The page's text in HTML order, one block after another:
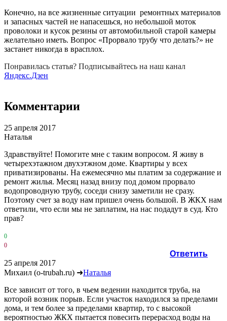
Конечно, на все жизненные ситуации ремонтных материалов
и запасных частей не напасешься, но небольшой моток
проволоки и кусок резины от автомобильной старой камеры
желательно иметь. Вопрос «Прорвало трубу что делать?» не
застанет никогда в врасплох.
Понравилась статья? Подписывайтесь на наш канал
Яндекс.Дзен
Комментарии
25 апреля 2017
Наталья
Здравствуйте! Помогите мне с таким вопросом. Я живу в
четырехэтажном двухэтжном доме. Квартиры у всех
приватизированы. На ежемесячно мы платим за содержание и
ремонт жилья. Месяц назад внизу под домом прорвало
водопроводную трубу, соседи снизу заметили не сразу.
Поэтому счет за воду нам пришел очень большой. В ЖКХ нам
ответили, что если мы не заплатим, на нас подадут в суд. Кто
прав?
0
0
Ответить
25 апреля 2017
Михаил (o-trubah.ru) ➜Наталья
Все зависит от того, в чьем ведении находится труба, на
которой возник порыв. Если участок находился за пределами
дома, и тем более за пределами квартир, то с высокой
вероятностью ЖКХ пытается повесить перерасход воды на